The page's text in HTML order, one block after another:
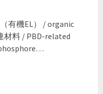
有機EL） / organic
料 / PBD-related